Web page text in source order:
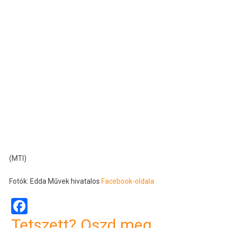
(MTI)
Fotók: Edda Művek hivatalos Facebook-oldala
Facebook